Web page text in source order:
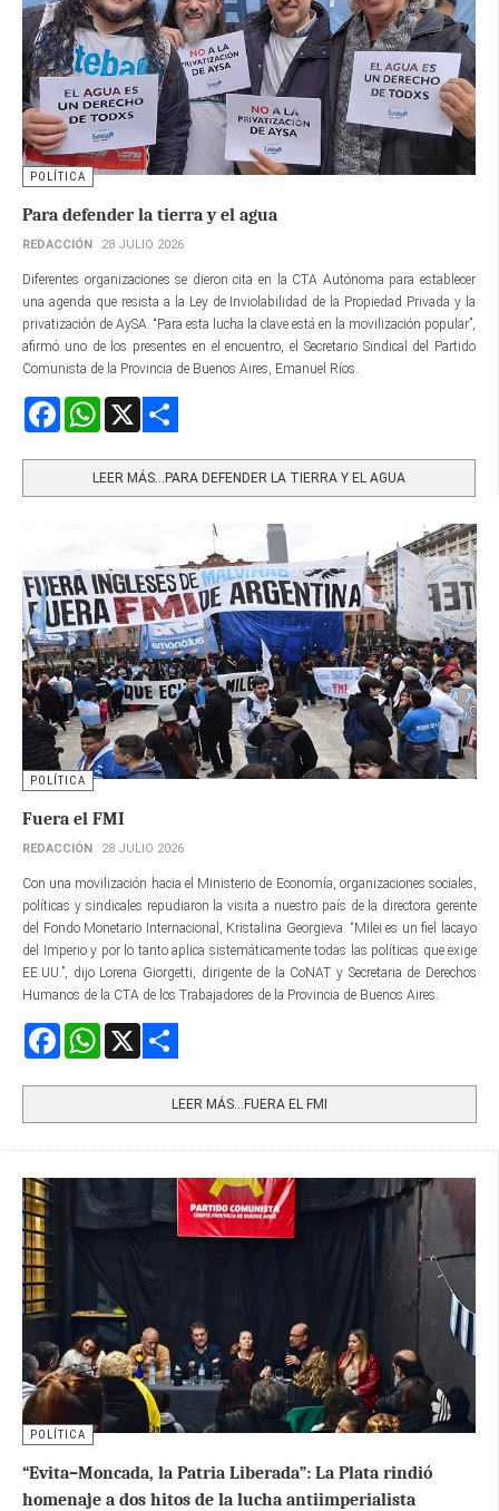
POLÍTICA
Para defender la tierra y el agua
REDACCIÓN 28 JULIO 2026
Diferentes organizaciones se dieron cita en la CTA Autónoma para establecer
una agenda que resista a la Ley de Inviolabilidad de la Propiedad Privada y la
privatización de AySA. “Para esta lucha la clave está en la movilización popular”,
afirmó uno de los presentes en el encuentro, el Secretario Sindical del Partido
Comunista de la Provincia de Buenos Aires, Emanuel Ríos.
FacebookWhatsApp
LEER MÁS…PARA DEFENDER LA TIERRA Y EL AGUA
POLÍTICA
Fuera el FMI
REDACCIÓN 28 JULIO 2026
Con una movilización hacia el Ministerio de Economía, organizaciones sociales,
políticas y sindicales repudiaron la visita a nuestro país de la directora gerente​
del Fondo Monetario Internacional, Kristalina Georgieva. “Milei es un fiel lacayo
del Imperio y por lo tanto aplica sistemáticamente todas las políticas que exige
EE.UU.”, dijo Lorena Giorgetti, dirigente de la CoNAT y Secretaria de Derechos
Humanos de la CTA de los Trabajadores de la Provincia de Buenos Aires.
FacebookWhatsApp
LEER MÁS…FUERA EL FMI
POLÍTICA
“Evita–Moncada, la Patria Liberada”: La Plata rindió
homenaje a dos hitos de la lucha antiimperialista